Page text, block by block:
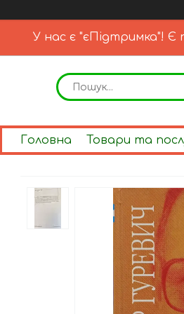
У нас є "єПідтримка"! Є
Головна Товари та